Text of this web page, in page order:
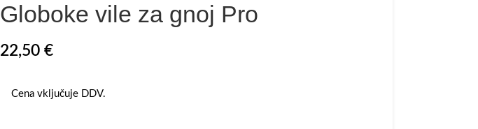
Globoke vile za gnoj Pro
22,50 €
Cena vključuje DDV.